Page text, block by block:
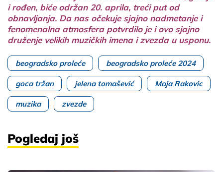
i rođen, biće održan 20. aprila, treći put od
obnavljanja. Da nas očekuje sjajno nadmetanje i
fenomenalna atmosfera potvrdilo je i ovo sjajno
druženje velikih muzičkih imena i zvezda u usponu.
beogradsko proleće beogradsko proleće 2024
goca tržan jelena tomašević Maja Rakovic
muzika zvezde
Pogledaj još